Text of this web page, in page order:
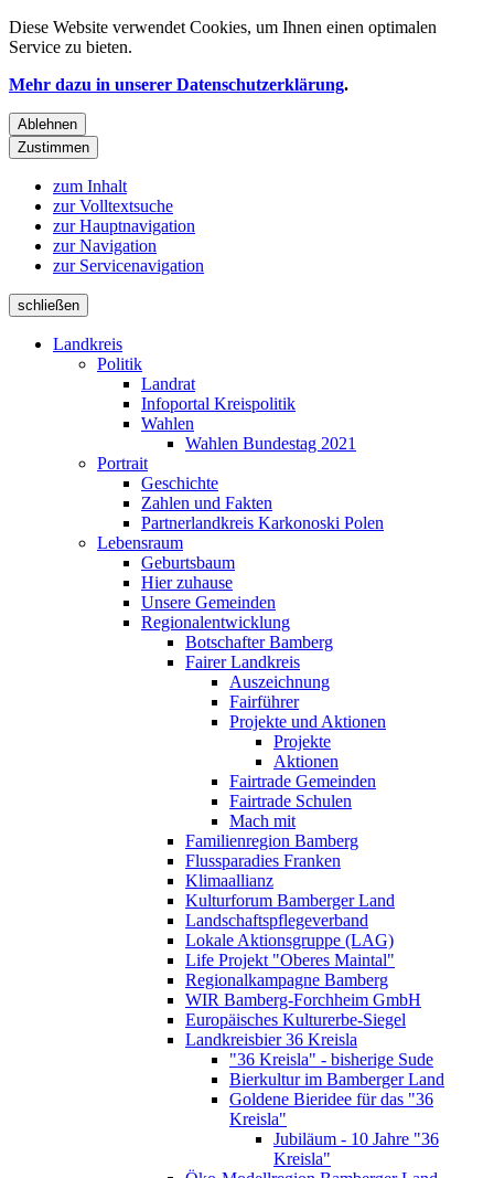
Diese Website verwendet Cookies, um Ihnen einen optimalen
Service zu bieten.
Mehr dazu in unserer Datenschutzerklärung.
Ablehnen
Zustimmen
zum Inhalt
zur Volltextsuche
zur Hauptnavigation
zur Navigation
zur Servicenavigation
schließen
Landkreis
Politik
Landrat
Infoportal Kreispolitik
Wahlen
Wahlen Bundestag 2021
Portrait
Geschichte
Zahlen und Fakten
Partnerlandkreis Karkonoski Polen
Lebensraum
Geburtsbaum
Hier zuhause
Unsere Gemeinden
Regionalentwicklung
Botschafter Bamberg
Fairer Landkreis
Auszeichnung
Fairführer
Projekte und Aktionen
Projekte
Aktionen
Fairtrade Gemeinden
Fairtrade Schulen
Mach mit
Familienregion Bamberg
Flussparadies Franken
Klimaallianz
Kulturforum Bamberger Land
Landschaftspflegeverband
Lokale Aktionsgruppe (LAG)
Life Projekt "Oberes Maintal"
Regionalkampagne Bamberg
WIR Bamberg-Forchheim GmbH
Europäisches Kulturerbe-Siegel
Landkreisbier 36 Kreisla
"36 Kreisla" - bisherige Sude
Bierkultur im Bamberger Land
Goldene Bieridee für das "36
Kreisla"
Jubiläum - 10 Jahre "36
Kreisla"